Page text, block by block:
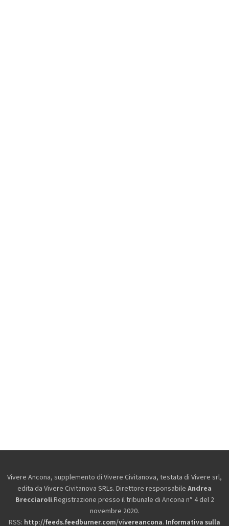
Vivere Ancona, supplemento di Vivere Civitanova, testata di Vivere srl,
edita da Vivere Civitanova SRLs. Direttore responsabile Andrea
Brecciaroli.Registrazione presso il tribunale di Ancona n° 4 del 2
novembre 2020.
RSS: http://feeds.feedburner.com/vivereancona. Informativa sulla